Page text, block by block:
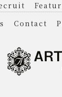
Contact